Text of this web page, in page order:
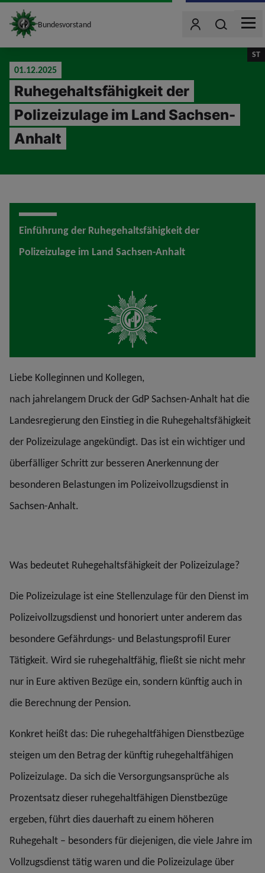
site_logo
Bundesvorstand BenutzerWonach
MENU
ST
01.12.2025
Ruhegehaltsfähigkeit der
Polizeizulage im Land Sachsen-
Anhalt
Einführung der Ruhegehaltsfähigkeit der
Polizeizulage im Land Sachsen-Anhalt
Liebe Kolleginnen und Kollegen,
nach jahrelangem Druck der GdP Sachsen-Anhalt hat die
Landesregierung den Einstieg in die Ruhegehaltsfähigkeit
der Polizeizulage angekündigt. Das ist ein wichtiger und
überfälliger Schritt zur besseren Anerkennung der
besonderen Belastungen im Polizeivollzugsdienst in
Sachsen-Anhalt.
Was bedeutet Ruhegehaltsfähigkeit der Polizeizulage?
Die Polizeizulage ist eine Stellenzulage für den Dienst im
Polizeivollzugsdienst und honoriert unter anderem das
besondere Gefährdungs- und Belastungsprofil Eurer
Tätigkeit. Wird sie ruhegehaltfähig, fließt sie nicht mehr
nur in Eure aktiven Bezüge ein, sondern künftig auch in
die Berechnung der Pension.
Konkret heißt das: Die ruhegehaltfähigen Dienstbezüge
steigen um den Betrag der künftig ruhegehaltfähigen
Polizeizulage. Da sich die Versorgungsansprüche als
Prozentsatz dieser ruhegehaltfähigen Dienstbezüge
ergeben, führt dies dauerhaft zu einem höheren
Ruhegehalt – besonders für diejenigen, die viele Jahre im
Vollzugsdienst tätig waren und die Polizeizulage über